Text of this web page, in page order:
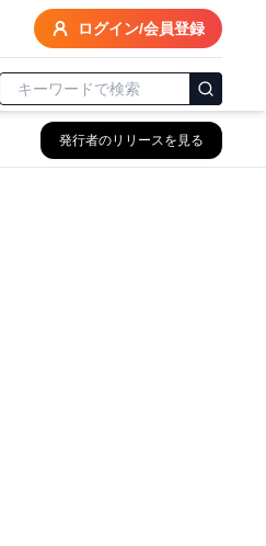
ログイン/会員登録
発行者のリリースを見る